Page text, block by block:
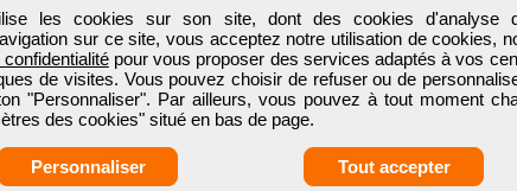
les cookies sur son site, dont des cookies d'analyse
sur ce site, vous acceptez notre utilisation de cookies,
pour vous proposer des services adaptés à vos
de visites. Vous pouvez choisir de refuser ou de
"Personnaliser". Par ailleurs, vous pouvez à tout moment
des cookies" situé en bas de page.
Personnaliser Tout accepter